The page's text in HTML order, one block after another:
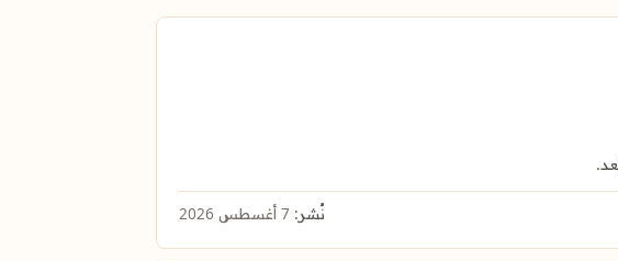
نُشر: